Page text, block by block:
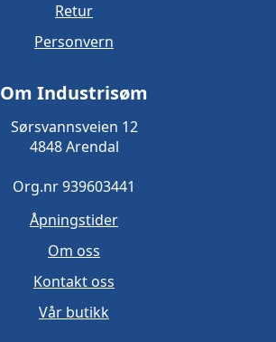
Retur
Personvern
Om Industrisøm
Sørsvannsveien 12
4848 Arendal
Org.nr 939603441
Åpningstider
Om oss
Kontakt oss
Vår butikk